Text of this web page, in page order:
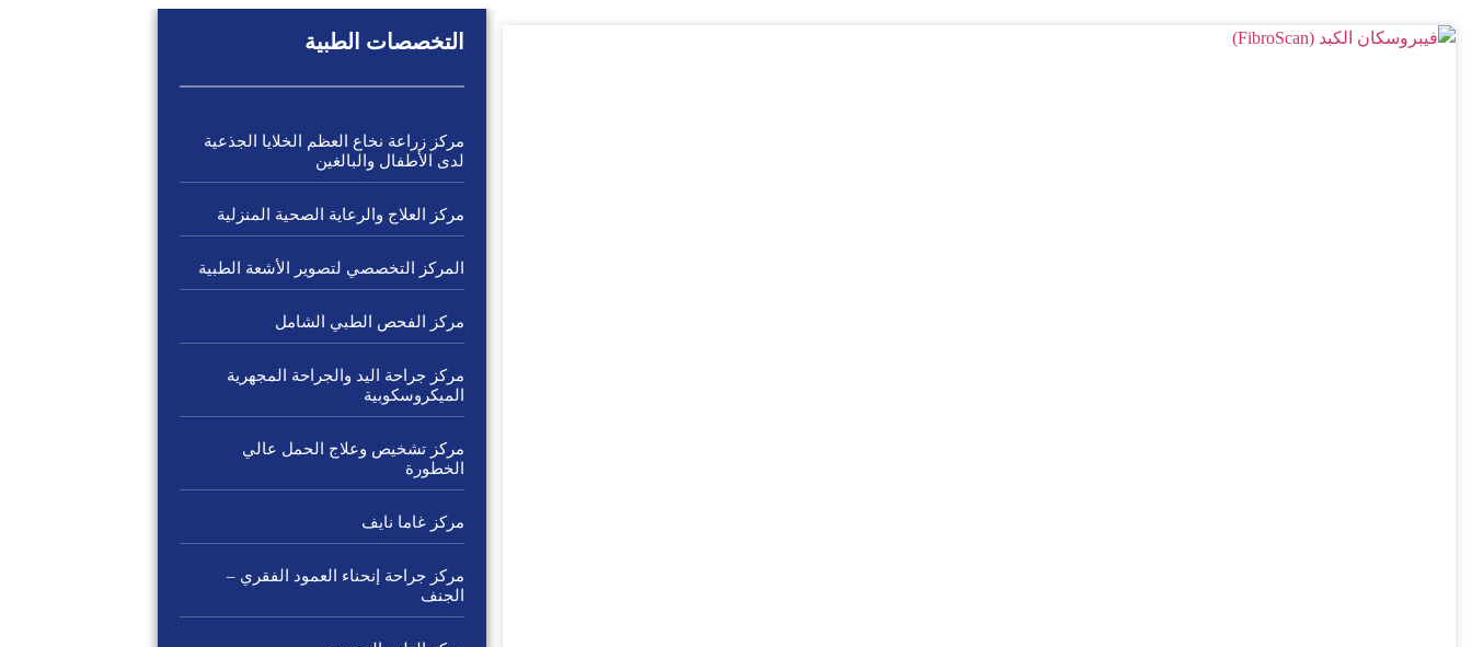
التخصصات الطبية
مركز زراعة نخاع العظم الخلايا الجذعية
لدى الأطفال والبالغين
مركز العلاج والرعاية الصحية المنزلية
المركز التخصصي لتصوير الأشعة الطبية
مركز الفحص الطبي الشامل
مركز جراحة اليد والجراحة المجهرية
الميكروسكوبية
مركز تشخيص وعلاج الحمل عالي
الخطورة
مركز غاما نايف
مركز جراحة إنحناء العمود الفقري –
الجنف